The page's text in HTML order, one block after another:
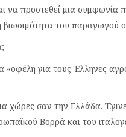
να προστεθεί μια συμφωνία
βιωσιμότητα του παραγωγού
«οφέλη για τους Έλληνες
χώρες σαν την Ελλάδα.
Βορρά και του